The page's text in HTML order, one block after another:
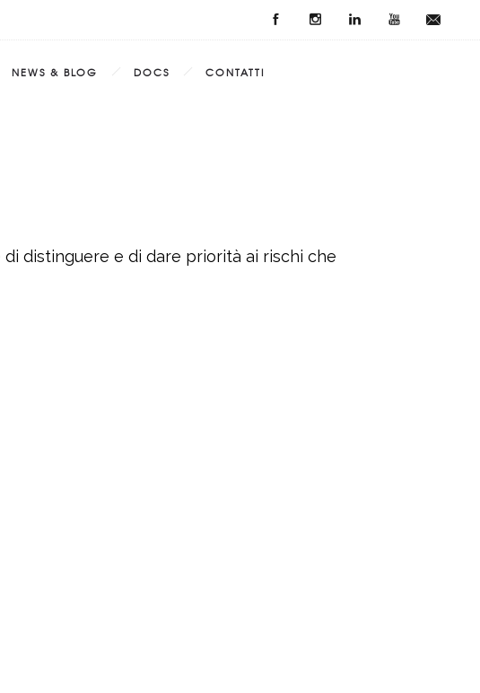
NEWS & BLOG DOCS CONTATTI
distinguere e di dare priorità ai rischi che